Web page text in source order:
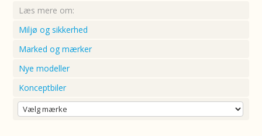
Læs mere om:
Miljø og sikkerhed
Marked og mærker
Nye modeller
Konceptbiler